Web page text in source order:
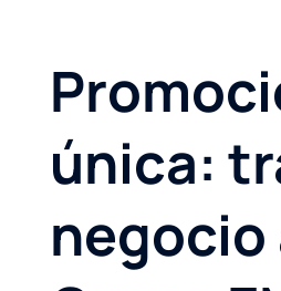
única:
negocio